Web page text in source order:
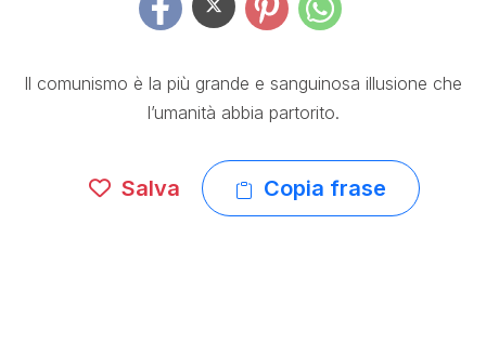
Il comunismo è la più grande e sanguinosa illusione che
l’umanità abbia partorito.
Salva Copia frase